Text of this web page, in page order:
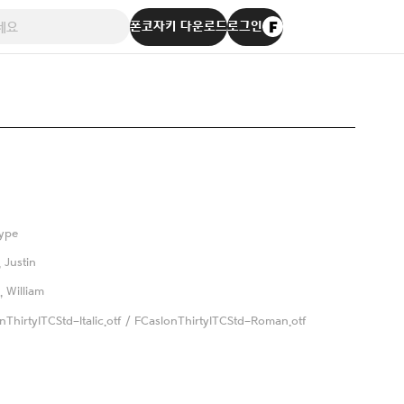
폰코자키 다운로드로그인
Justin
William
Italic.otf / FCaslonThirtyITCStd-Roman.otf